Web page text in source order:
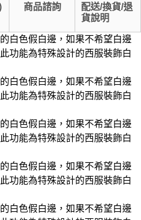
商品諮詢
配送/換貨/退
貨說明
白色假白邊，如果不希望白邊
功能為特殊設計的西服裝飾白
白色假白邊，如果不希望白邊
功能為特殊設計的西服裝飾白
白色假白邊，如果不希望白邊
功能為特殊設計的西服裝飾白
白色假白邊，如果不希望白邊
功能為特殊設計的西服裝飾白
白色假白邊，如果不希望白邊